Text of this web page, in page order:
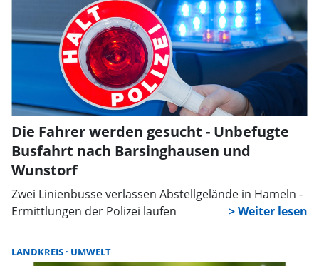
Die Fahrer werden gesucht - Unbefugte
Busfahrt nach Barsinghausen und
Wunstorf
Zwei Linienbusse verlassen Abstellgelände in Hameln -
Ermittlungen der Polizei laufen
LANDKREIS UMWELT